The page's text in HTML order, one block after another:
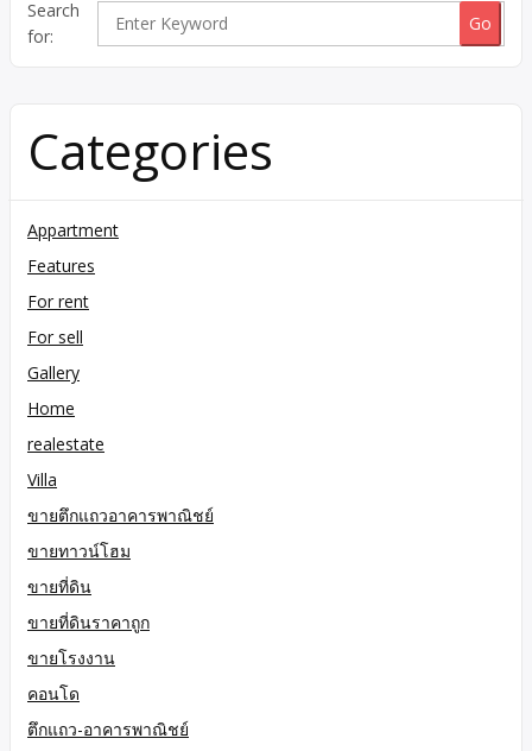
Search
for:
Categories
Appartment
Features
For rent
For sell
Gallery
Home
realestate
Villa
ขายตึกแถวอาคารพาณิชย์
ขายทาวน์โฮม
ขายที่ดิน
ขายที่ดินราคาถูก
ขายโรงงาน
คอนโด
ตึกแถว-อาคารพาณิชย์